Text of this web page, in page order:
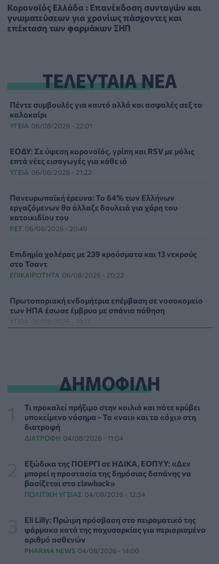
Κορονοϊός Ελλάδα : Επανέκδοση συνταγών και
γνωματεύσεων για χρονίως πάσχοντες και
επέκταση των φαρμάκων ΣΗΠ
ΤΕΛΕΥΤΑΙΑ ΝΕΑ
Πέντε συμβουλές για καυτό αλλά και ασφαλές σεξ το
καλοκαίρι
ΥΓΕΊΑ 06/08/2026 - 22:01
ΕΟΔΥ: Σε ύφεση κορονοϊός, γρίπη και RSV με μόλις
επτά νέες εισαγωγές για κάθε ιό
ΥΓΕΊΑ 06/08/2026 - 21:22
Πανευρωπαϊκή έρευνα: Το 64% των Ελλήνων
εργαζόμενων θα άλλαζε δουλειά για χάρη του
κατοικιδίου του
PET 06/08/2026 - 20:49
Επιδημία χολέρας με 239 κρούσματα και 13 νεκρούς
στο Τσαντ
ΕΠΙΚΑΙΡΌΤΗΤΑ 06/08/2026 - 20:22
Πρωτοποριακή ενδομήτρια επέμβαση σε νοσοκομείο
των ΗΠΑ έσωσε έμβρυο με σπάνια πάθηση
ΥΓΕΊΑ 06/08/2026 - 19:17
Διαβητική αμφιβληστροειδοπάθεια: «Σιωπηλός»
κίνδυνος για την όραση των ασθενών
HEALTH TALK 06/08/2026 - 17:34
Γιατί οι γιατροί διστάζουν να γράψουν ορμονική
ΥΓΕΊΑ 06/08/2026 - 17:01
Γιαννάκος: Πρωτοφανής πίεση στο Νοσοκομείο
Ζακύνθου - Καταγγέλθηκαν οκτώ βιασμοί γυναικών
Έκτακτα μέτρα και στην Καστοριά κατά της διασποράς
της ευλογιάς των προβάτων
ΕΠΙΚΑΙΡΌΤΗΤΑ 06/08/2026 - 16:16
ΔΗΜΟΦΙΛΗ
Τι προκαλεί πρήξιμο στην κοιλιά και πότε κρύβει
υποκείμενο νόσημα - Τα «ναι» και τα «όχι» στη
διατροφή
ΔΙΑΤΡΟΦΉ 04/08/2026 - 11:04
Εξώδικα της ΠΟΕΡΓΙ σε ΗΔΙΚΑ, ΕΟΠΥΥ: «Δεν
μπορεί η προστασία της δημόσιας δαπάνης να
βασίζεται στο clawback»
ΠΟΛΙΤΙΚΉ ΥΓΕΊΑΣ 04/08/2026 - 12:34
Eli Lilly: Πρώιμη πρόσβαση στο πειραματικό της
φάρμακο κατά της παχυσαρκίας για περιορισμένο
αριθμό ασθενών
PHARMA NEWS 04/08/2026 - 14:00